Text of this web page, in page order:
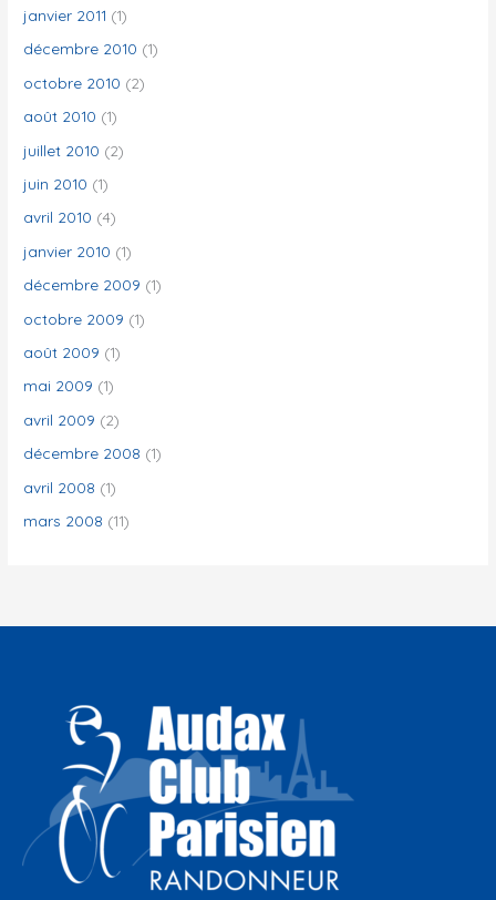
janvier 2011 (1)
décembre 2010 (1)
octobre 2010 (2)
août 2010 (1)
juillet 2010 (2)
juin 2010 (1)
avril 2010 (4)
janvier 2010 (1)
décembre 2009 (1)
octobre 2009 (1)
août 2009 (1)
mai 2009 (1)
avril 2009 (2)
décembre 2008 (1)
avril 2008 (1)
mars 2008 (11)